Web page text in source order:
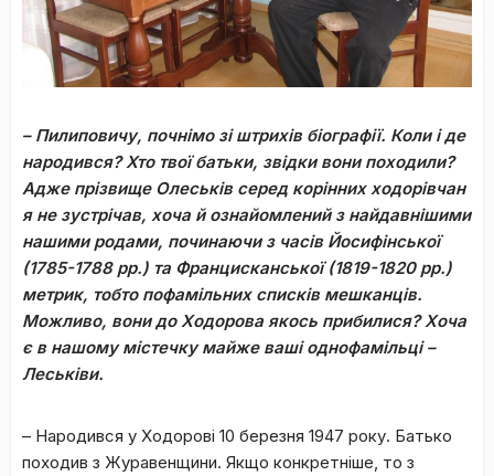
– Пилиповичу, почнімо зі штрихів біографії. Коли і де
народився? Хто твої батьки, звідки вони походили?
Адже прізвище Олеськів серед корінних ходорівчан
я не зустрічав, хоча й ознайомлений з найдавнішими
нашими родами, починаючи з часів Йосифінської
(1785-1788 рр.) та Францисканської (1819-1820 рр.)
метрик, тобто пофамільних списків мешканців.
Можливо, вони до Ходорова якось прибилися?Хоча
є в нашому містечку майже ваші однофамільці –
Леськіви.
– Народився у Ходорові 10 березня 1947 року. Батько
походив з Журавенщини. Якщо конкретніше, то з